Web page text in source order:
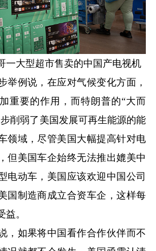
大型超市售卖的中国产电视机
例说，在应对气候变化方面，
重要的作用，而特朗普的“大而
削弱了美国发展可再生能源的能
领域，尽管美国大幅提高针对电
但美国车企始终无法推出媲美中
电动车，美国应该欢迎中国公司
国制造商成立合资车企，这样每
。
如果将中国看作合作伙伴而不